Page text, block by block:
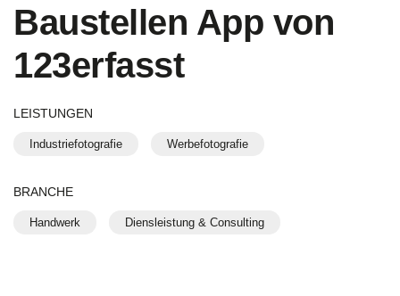
Baustellen App von
123erfasst
LEISTUNGEN
Industriefotografie Werbefotografie
BRANCHE
Handwerk Diensleistung & Consulting